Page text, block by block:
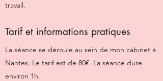
travail.
Tarif et informations pratiques
La séance se déroule au sein de mon cabinet à
Nantes. Le tarif est de 80€. La séance dure
environ 1h.